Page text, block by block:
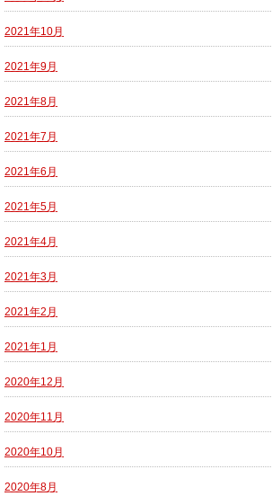
2021年10月
2021年9月
2021年8月
2021年7月
2021年6月
2021年5月
2021年4月
2021年3月
2021年2月
2021年1月
2020年12月
2020年11月
2020年10月
2020年8月